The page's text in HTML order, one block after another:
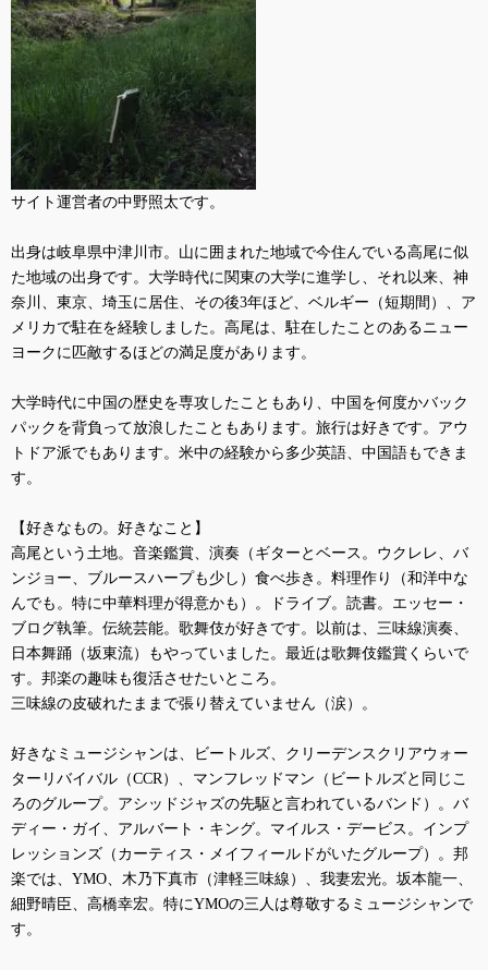
サイト運営者の中野照太です。
出身は岐阜県中津川市。山に囲まれた地域で今住んでいる高尾に似
た地域の出身です。大学時代に関東の大学に進学し、それ以来、神
奈川、東京、埼玉に居住、その後3年ほど、ベルギー（短期間）、ア
メリカで駐在を経験しました。高尾は、駐在したことのあるニュー
ヨークに匹敵するほどの満足度があります。
大学時代に中国の歴史を専攻したこともあり、中国を何度かバック
パックを背負って放浪したこともあります。旅行は好きです。アウ
トドア派でもあります。米中の経験から多少英語、中国語もできま
す。
【好きなもの。好きなこと】
高尾という土地。音楽鑑賞、演奏（ギターとベース。ウクレレ、バ
ンジョー、ブルースハープも少し）食べ歩き。料理作り（和洋中な
んでも。特に中華料理が得意かも）。ドライブ。読書。エッセー・
ブログ執筆。伝統芸能。歌舞伎が好きです。以前は、三味線演奏、
日本舞踊（坂東流）もやっていました。最近は歌舞伎鑑賞くらいで
す。邦楽の趣味も復活させたいところ。
三味線の皮破れたままで張り替えていません（涙）。
好きなミュージシャンは、ビートルズ、クリーデンスクリアウォー
ターリバイバル（CCR）、マンフレッドマン（ビートルズと同じこ
ろのグループ。アシッドジャズの先駆と言われているバンド）。バ
ディー・ガイ、アルバート・キング。マイルス・デービス。インプ
レッションズ（カーティス・メイフィールドがいたグループ）。邦
楽では、 YMO、木乃下真市（津軽三味線）、我妻宏光。坂本龍一、
細野晴臣、高橋幸宏。特にYMOの三人は尊敬するミュージシャンで
す。